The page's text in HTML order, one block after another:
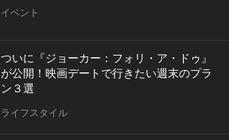
イベント
ついに『ジョーカー：フォリ・ア・ドゥ』
が公開！映画デートで行きたい週末のプラ
ン３選
ライフスタイル